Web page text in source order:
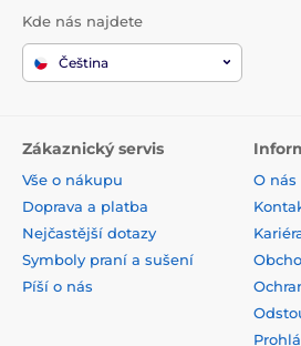
Kde nás najdete
Čeština
Zákaznický servis
Vše o nákupu
Doprava a platba
Nejčastější dotazy
Symboly praní a sušení
Píší o nás
O nás